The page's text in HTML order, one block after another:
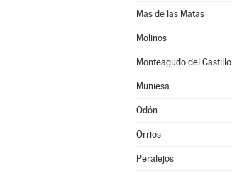
Mas de las Matas
Molinos
Monteagudo del Castillo
Muniesa
Odón
Orrios
Peralejos